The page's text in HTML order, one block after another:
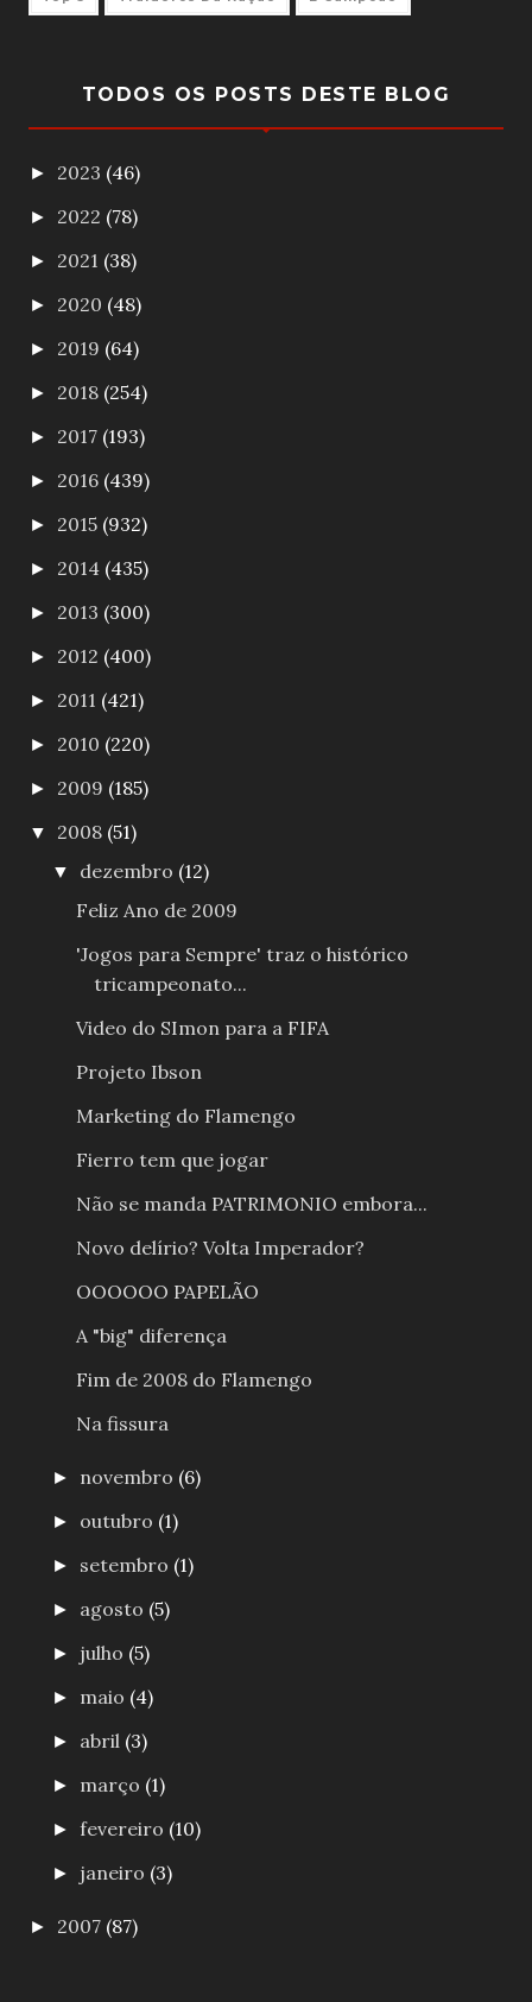
TODOS OS POSTS DESTE BLOG
► 2023 (46)
► 2022 (78)
► 2021 (38)
► 2020 (48)
► 2019 (64)
► 2018 (254)
► 2017 (193)
► 2016 (439)
► 2015 (932)
► 2014 (435)
► 2013 (300)
► 2012 (400)
► 2011 (421)
► 2010 (220)
► 2009 (185)
▼ 2008 (51)
▼ dezembro (12)
Feliz Ano de 2009
'Jogos para Sempre' traz o histórico
tricampeonato...
Video do SImon para a FIFA
Projeto Ibson
Marketing do Flamengo
Fierro tem que jogar
Não se manda PATRIMONIO embora...
Novo delírio? Volta Imperador?
OOOOOO PAPELÃO
A "big" diferença
Fim de 2008 do Flamengo
Na fissura
► novembro (6)
► outubro (1)
► setembro (1)
► agosto (5)
► julho (5)
► maio (4)
► abril (3)
► março (1)
►fevereiro (10)
► janeiro (3)
► 2007 (87)